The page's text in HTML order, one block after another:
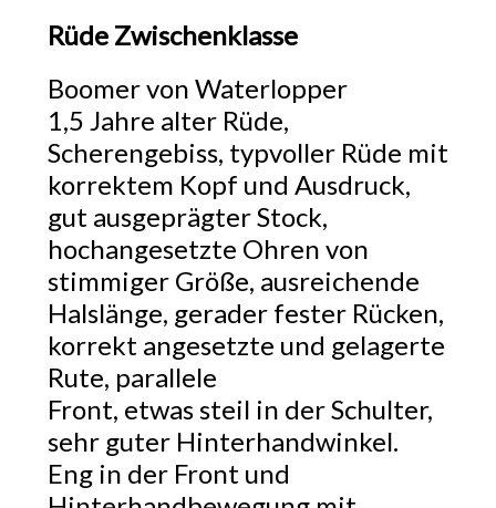
Rüde Zwischenklasse
Boomer von Waterlopper
1,5 Jahre alter Rüde,
Scherengebiss, typvoller Rüde mit
korrektem Kopf und Ausdruck,
gut ausgeprägter Stock,
hochangesetzte Ohren von
stimmiger Größe, ausreichende
Halslänge, gerader fester Rücken,
korrekt angesetzte und gelagerte
Rute, parallele
Front, etwas steil in der Schulter,
sehr guter Hinterhandwinkel.
Eng in der Front und